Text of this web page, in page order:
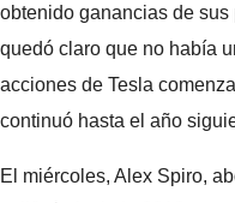
obtenido ganancias de
quedó claro que no había
acciones de Tesla
continuó hasta el año
El miércoles, Alex Spiro,